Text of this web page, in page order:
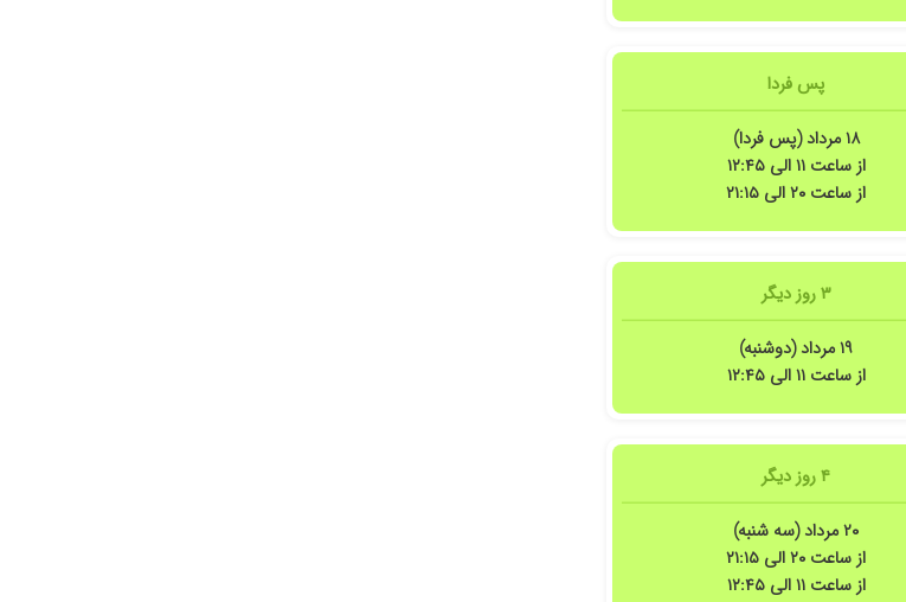
پس فردا
۱۸ مرداد (پس فردا)
از ساعت ۱۱ الی ۱۲:۴۵
از ساعت ۲۰ الی ۲۱:۱۵
۳ روز دیگر
۱۹ مرداد (دوشنبه)
از ساعت ۱۱ الی ۱۲:۴۵
۴ روز دیگر
۲۰ مرداد (سه شنبه)
از ساعت ۲۰ الی ۲۱:۱۵
از ساعت ۱۱ الی ۱۲:۴۵